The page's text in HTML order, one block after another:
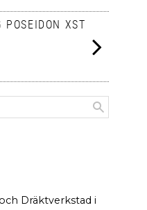
POSEIDON XST
Dräktverkstad i